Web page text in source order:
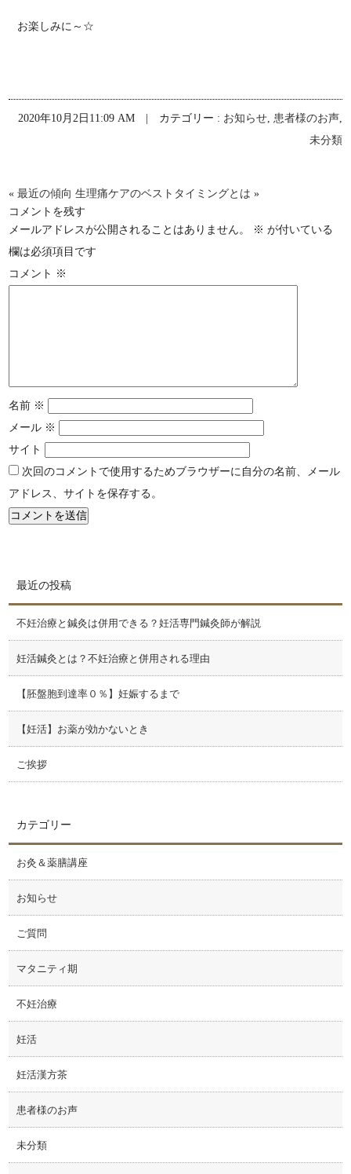
お楽しみに～☆
2020年10月2日11:09 AM | カテゴリー : お知らせ, 患者様のお声,
未分類
«最近の傾向 生理痛ケアのベストタイミングとは »
コメントを残す
メールアドレスが公開されることはありません。
※ が付いている
欄は必須項目です
コメント ※
名前 ※
メール ※
サイト
次回のコメントで使用するためブラウザーに自分の名前、メール
アドレス、サイトを保存する。
最近の投稿
不妊治療と鍼灸は併用できる？妊活専門鍼灸師が解説
妊活鍼灸とは？不妊治療と併用される理由
【胚盤胞到達率０％】妊娠するまで
【妊活】お薬が効かないとき
ご挨拶
カテゴリー
お灸＆薬膳講座
お知らせ
ご質問
マタニティ期
不妊治療
妊活
妊活漢方茶
患者様のお声
未分類